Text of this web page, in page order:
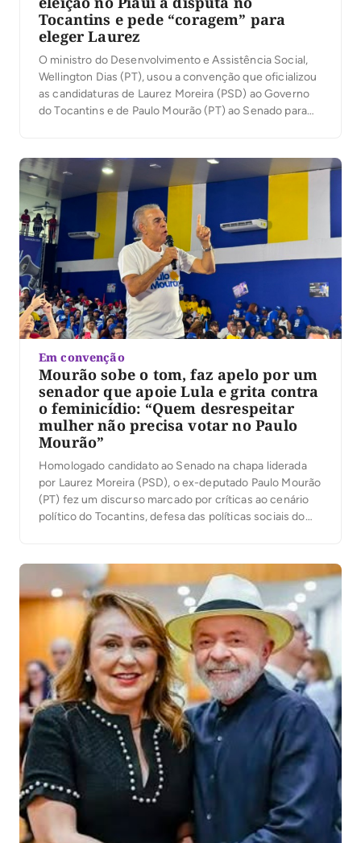
Tocantins e pede “coragem” para
eleger Laurez
O ministro do Desenvolvimento e Assistência Social,
Wellington Dias (PT), usou a convenção que oficializou
as candidaturas de Laurez Moreira (PSD) ao Governo
do Tocantins e de Paulo Mourão (PT) ao Senado para
4, em Palmas, ele afirmou que […]
Em convenção
Mourão sobe o tom, faz apelo por um
senador que apoie Lula e grita contra
o feminicídio: “Quem desrespeitar
mulher não precisa votar no Paulo
Mourão”
Homologado candidato ao Senado na chapa liderada
por Laurez Moreira (PSD), o ex-deputado Paulo Mourão
(PT) fez um discurso marcado por críticas ao cenário
político do Tocantins, defesa das políticas sociais do
conclamou os apoiadores a transformar a […]